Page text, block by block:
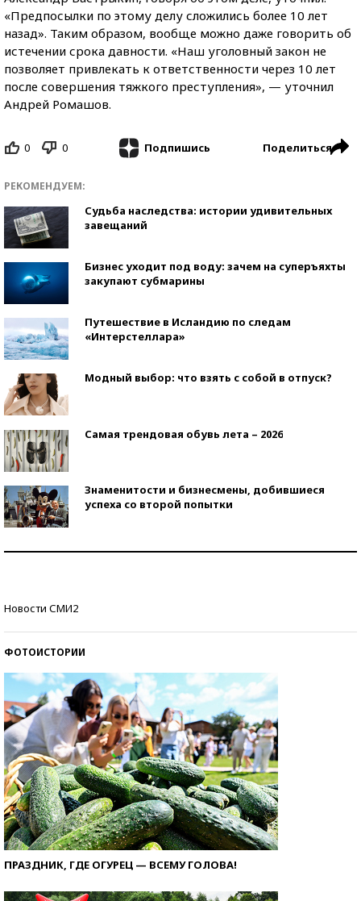
«Предпосылки по этому делу сложились более 10 лет
назад». Таким образом, вообще можно даже говорить об
истечении срока давности. «Наш уголовный закон не
позволяет привлекать к ответственности через 10 лет
после совершения тяжкого преступления», — уточнил
Андрей Ромашов.
0 0 Подпишись Поделиться
РЕКОМЕНДУЕМ:
Судьба наследства: истории удивительных
завещаний
Бизнес уходит под воду: зачем на суперъяхты
закупают субмарины
Путешествие в Исландию по следам
«Интерстеллара»
Модный выбор: что взять с собой в отпуск?
Самая трендовая обувь лета – 2026
Знаменитости и бизнесмены, добившиеся
успеха со второй попытки
Новости СМИ2
ФОТОИСТОРИИ
ПРАЗДНИК, ГДЕ ОГУРЕЦ — ВСЕМУ ГОЛОВА!